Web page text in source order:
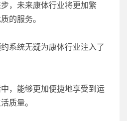
，未来康体行业将更加繁
的服务。
系统无疑为康体行业注入了
，能够更加便捷地享受到运
质量。